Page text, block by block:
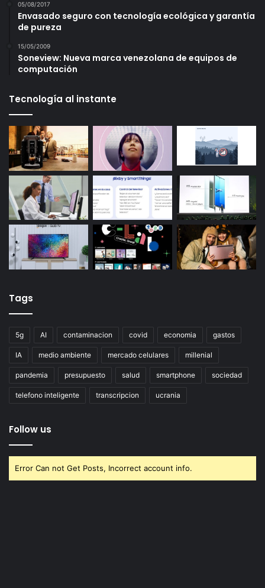
05/08/2017
Envasado seguro con tecnología ecológica y garantía
de pureza
15/05/2009
Soneview: Nueva marca venezolana de equipos de
computación
Tecnología al instante
Tags
5g AI contaminacion covid economia gastos
IA medio ambiente mercado celulares millenial
pandemia presupuesto salud smartphone sociedad
telefono inteligente transcripcion ucrania
Follow us
Error Can not Get Posts, Incorrect account info.